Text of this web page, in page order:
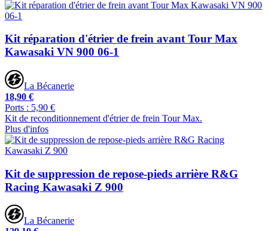
Kit réparation d'étrier de frein avant Tour Max
Kawasaki VN 900 06-1
La Bécanerie
18,90 €
Ports : 5,90 €
Kit de reconditionnement d'étrier de frein Tour Max.
Plus d'infos
Kit de suppression de repose-pieds arrière R&G
Racing Kawasaki Z 900
La Bécanerie